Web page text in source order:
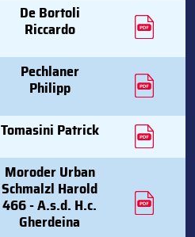
De Bortoli
Riccardo
Pechlaner
Philipp
Tomasini Patrick
Moroder Urban
Schmalzl Harold
466 - A.s.d. H.c.
Gherdeina